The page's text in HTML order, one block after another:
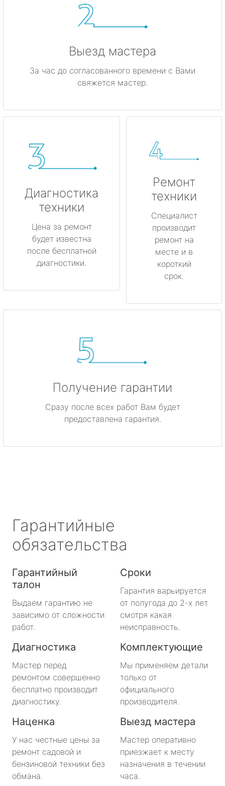
Выезд мастера
За час до согласованного времени с Вами
свяжется мастер.
Диагностика
техники
Цена за ремонт
будет известна
после бесплатной
диагностики.
Ремонт
техники
Специалист
производит
ремонт на
месте и в
короткий
срок.
Получение гарантии
Сразу после всех работ Вам будет
предоставлена гарантия.
Гарантийные
обязательства
Гарантийный
талон
Выдаем гарантию не
зависимо от сложности
работ.
Сроки
Гарантия варьируется
от полугода до 2-х лет
смотря какая
неисправность.
Диагностика
Мастер перед
ремонтом совершенно
бесплатно производит
диагностику.
Комплектующие
Мы применяем детали
только от
официального
производителя.
Наценка
У нас честные цены за
ремонт садовой и
бензиновой техники без
обмана.
Выезд мастера
Мастер оперативно
приезжает к месту
назначения в течении
часа.